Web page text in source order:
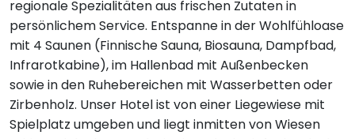
regionale Spezialitäten aus frischen Zutaten in
persönlichem Service. Entspanne in der Wohlfühloase
mit 4 Saunen (Finnische Sauna, Biosauna, Dampfbad,
Infrarotkabine), im Hallenbad mit Außenbecken
sowie in den Ruhebereichen mit Wasserbetten oder
Zirbenholz. Unser Hotel ist von einer Liegewiese mit
Spielplatz umgeben und liegt inmitten von Wiesen